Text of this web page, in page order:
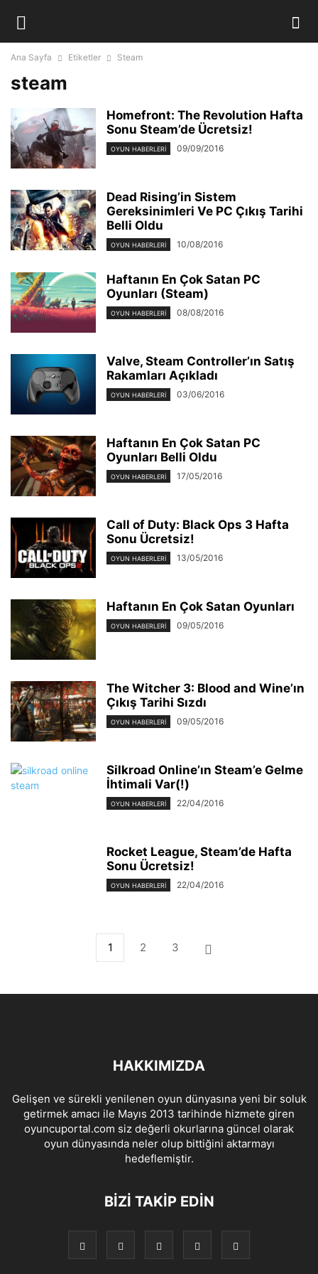
Ana Sayfa Etiketler Steam
steam
Homefront: The Revolution Hafta
Sonu Steam’de Ücretsiz!
OYUN HABERLERI 09/09/2016
Dead Rising’in Sistem
Gereksinimleri Ve PC Çıkış Tarihi
Belli Oldu
OYUN HABERLERI 10/08/2016
Haftanın En Çok Satan PC
Oyunları (Steam)
OYUN HABERLERI 08/08/2016
Valve, Steam Controller’ın Satış
Rakamları Açıkladı
OYUN HABERLERI 03/06/2016
Haftanın En Çok Satan PC
Oyunları Belli Oldu
OYUN HABERLERI 17/05/2016
Call of Duty: Black Ops 3 Hafta
Sonu Ücretsiz!
OYUN HABERLERI 13/05/2016
Haftanın En Çok Satan Oyunları
OYUN HABERLERI 09/05/2016
The Witcher 3: Blood and Wine’ın
Çıkış Tarihi Sızdı
OYUN HABERLERI 09/05/2016
Silkroad Online’ın Steam’e Gelme
İhtimali Var(!)
OYUN HABERLERI 22/04/2016
Rocket League, Steam’de Hafta
Sonu Ücretsiz!
OYUN HABERLERI 22/04/2016
1 2 3
HAKKIMIZDA
Gelişen ve sürekli yenilenen oyun dünyasına yeni bir soluk
getirmek amacı ile Mayıs 2013 tarihinde hizmete giren
oyuncuportal.com siz değerli okurlarına güncel olarak
oyun dünyasında neler olup bittiğini aktarmayı
hedeflemiştir.
BIZI TAKIP EDIN